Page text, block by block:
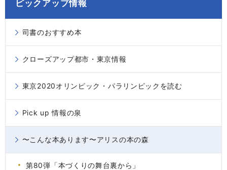
ピックアップ情報
司書のおすすめ本
クローズアップ都市・東京情報
東京2020オリンピック・パラリンピックを読む
Pick up 情報の泉
〜こんな本あります〜アリスの本の森
第80弾「本づくりの舞台裏から」